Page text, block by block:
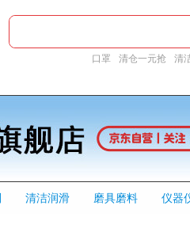
口罩 清仓一元抢 清
清洁润滑 磨具磨料 仪器